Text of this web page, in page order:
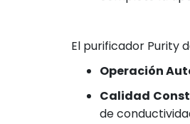
El purificador Purity
Operación
Calidad
de